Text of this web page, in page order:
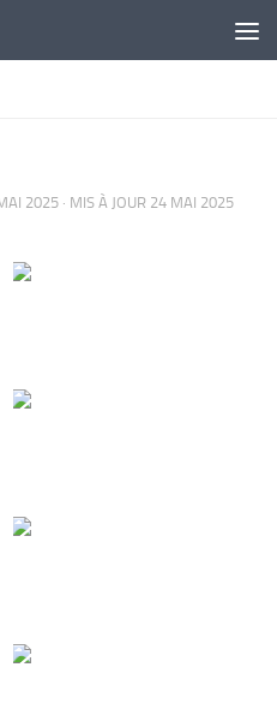
2025 · MIS À JOUR 24 MAI 2025